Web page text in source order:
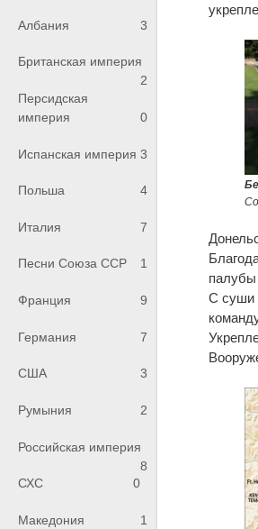
Албания 3
Британская империя
2
Персидская
империя
0
Испанская империя 3
Польша 4
Италия 7
Песни Союза ССР 1
Франция 9
Германия 7
США 3
Румыния 2
Российская империя
8
СХС
0
Македония 1
палубы
С суши